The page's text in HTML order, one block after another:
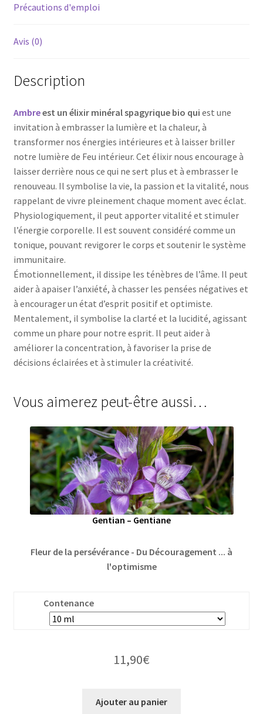
Précautions d'emploi
Avis (0)
Description
Ambreest un élixir minéral spagyrique bio qui est une
invitation à embrasser la lumière et la chaleur, à
transformer nos énergies intérieures et à laisser briller
notre lumière de Feu intérieur. Cet élixir nous encourage à
laisser derrière nous ce qui ne sert plus et à embrasser le
renouveau. Il symbolise la vie, la passion et la vitalité, nous
rappelant de vivre pleinement chaque moment avec éclat.
Physiologiquement, il peut apporter vitalité et stimuler
l’énergie corporelle. Il est souvent considéré comme un
tonique, pouvant revigorer le corps et soutenir le système
immunitaire.
Émotionnellement, il dissipe les ténèbres de l’âme. Il peut
aider à apaiser l’anxiété, à chasser les pensées négatives et
à encourager un état d’esprit positif et optimiste.
Mentalement, il symbolise la clarté et la lucidité, agissant
comme un phare pour notre esprit. Il peut aider à
améliorer la concentration, à favoriser la prise de
décisions éclairées et à stimuler la créativité.
Vous aimerez peut-être aussi…
Gentian – Gentiane
Fleur de la persévérance - Du Découragement ... à
l'optimisme
Contenance
11,90€
Ajouter au panier